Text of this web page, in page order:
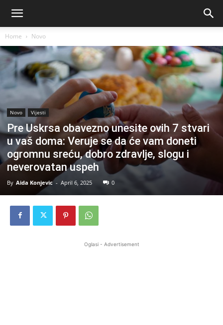
Home Novo
Novo Vijesti
Pre Uskrsa obavezno unesite ovih 7 stvari
u vaš doma: Veruje se da će vam doneti
ogromnu sreću, dobro zdravlje, slogu i
neverovatan uspeh
By Aida Konjevic - April 6, 2025 0
Oglasi - Advertisement